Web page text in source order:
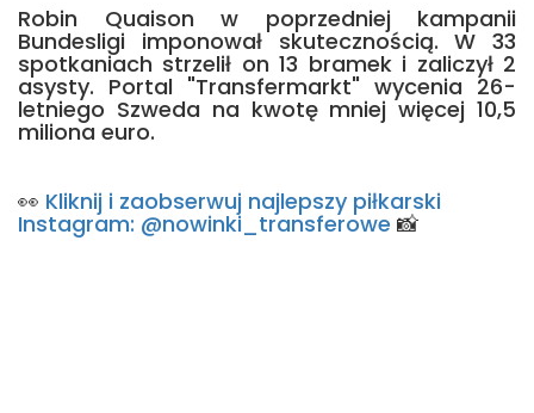
Robin Quaison w poprzedniej kampanii
Bundesligi imponował skutecznością. W 33
spotkaniach strzelił on 13 bramek i zaliczył 2
asysty. Portal "Transfermarkt" wycenia 26-
letniego Szweda na kwotę mniej więcej 10,5
miliona euro.
👀 Kliknij i zaobserwuj najlepszy piłkarski
Instagram: @nowinki_transferowe 📸